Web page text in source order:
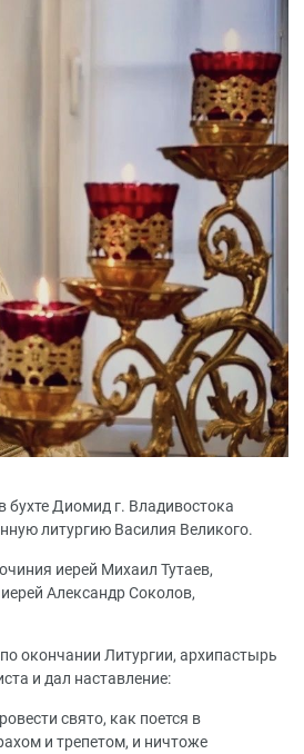
бухте Диомид г. Владивостока
литургию Василия Великого.
иерей Михаил Тутаев,
Александр Соколов,
окончании Литургии, архипастырь
и дал наставление:
свято, как поется в
и трепетом, и ничтоже